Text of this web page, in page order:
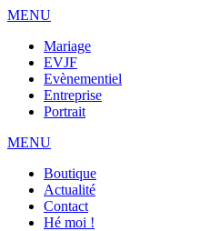
MENU
Mariage
EVJF
Evènementiel
Entreprise
Portrait
MENU
Boutique
Actualité
Contact
Hé moi !